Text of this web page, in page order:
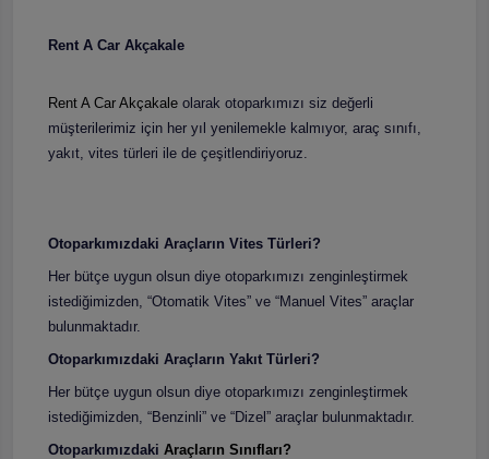
Rent A Car Akçakale
Rent A Car Akçakale olarak otoparkımızı siz değerli
müşterilerimiz için her yıl yenilemekle kalmıyor, araç sınıfı,
yakıt, vites türleri ile de çeşitlendiriyoruz.
Otoparkımızdaki Araçların Vites Türleri?
Her bütçe uygun olsun diye otoparkımızı zenginleştirmek
istediğimizden, “Otomatik Vites” ve “Manuel Vites” araçlar
bulunmaktadır.
Otoparkımızdaki Araçların Yakıt Türleri?
Her bütçe uygun olsun diye otoparkımızı zenginleştirmek
istediğimizden, “Benzinli” ve “Dizel” araçlar bulunmaktadır.
Otoparkımızdaki Araçların Sınıfları?